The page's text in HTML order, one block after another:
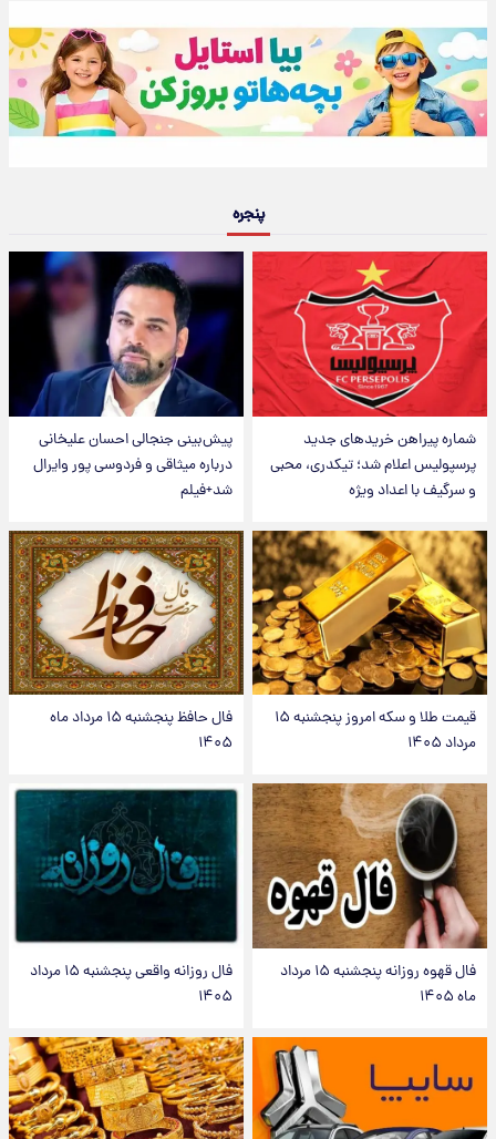
پنجره
شماره پیراهن خریدهای جدید
پرسپولیس اعلام شد؛ تیکدری، محبی
و سرگیف با اعداد ویژه
پیش‌بینی جنجالی احسان علیخانی
درباره میثاقی و فردوسی پور وایرال
شد+فیلم
قیمت طلا و سکه امروز پنجشنبه ۱۵
مرداد ۱۴۰۵
فال حافظ پنجشنبه ۱۵ مرداد ماه
۱۴۰۵
فال قهوه روزانه پنجشنبه ۱۵ مرداد
ماه ۱۴۰۵
فال روزانه واقعی پنجشنبه ۱۵ مرداد
۱۴۰۵